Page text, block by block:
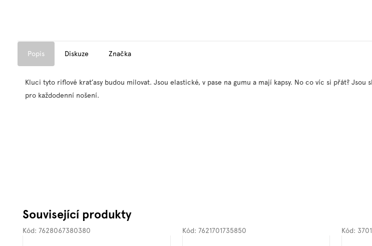
Popis Diskuze Značka
Kluci tyto riflové kraťasy budou milovat. Jsou elastické, v pase na gumu a mají kapsy. No co víc si přát? Jsou
pro každodenní nošení.
Související produkty
Kód: 7628067380380 Kód: 7621701735850 Kód: